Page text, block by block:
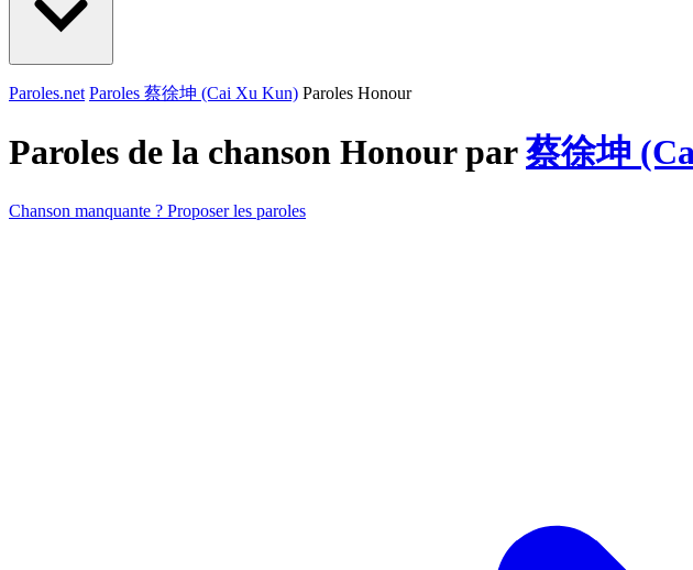
Paroles.net Paroles 蔡徐坤 (Cai Xu Kun) Paroles Honour
Paroles de la chanson Honour par蔡徐坤
Chanson manquante ? Proposer les paroles